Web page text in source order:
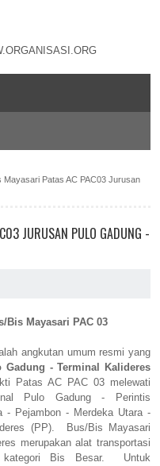
Mayasari Patas AC PAC03 Jurusan
JURUSAN PULO GADUNG -
Bis Mayasari PAC 03
angkutan umum resmi yang
Gadung - Terminal Kalideres
Patas AC PAC 03 melewati
Pulo Gadung - Perintis
- Pejambon - Merdeka Utara -
(PP). Bus/Bis Mayasari
merupakan alat transportasi
kategori Bis Besar. Untuk